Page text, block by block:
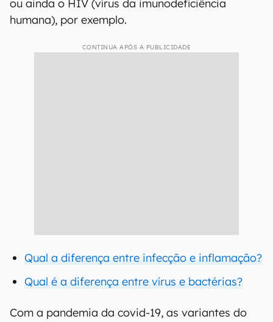
ou ainda o HIV (vírus da imunodeficiência
humana), por exemplo.
CONTINUA APÓS A PUBLICIDADE
Qual a diferença entre infecção e inflamação?
Qual é a diferença entre vírus e bactérias?
Com a pandemia da covid-19, as variantes do